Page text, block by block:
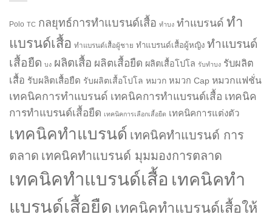
Polo TC กลยุทธ์การทำแบรนด์เสื้อ ทำบง ทำแบรนด์ ทำ
แบรนด์เสื้อ ทำแบรนด์เสื้อผู้ชาย ทำแบรนด์เสื้อผู้หญิง ทำแบรนด์
เสื้อยืด บง ผลิตเสื้อ ผลิตเสื้อยืด ผลิตเสื้อโปโล รับทำบง รับผลิต
เสื้อ รับผลิตเสื้อยืด รับผลิตเสื้อโปโล หมวก หมวก Cap หมวกแฟชั่น
เทคนิคการทำแบรนด์ เทคนิคการทำแบรนด์เสื้อ เทคนิค
การทำแบรนด์เสื้อยืด เทคนิคการเลือกเสื้อยืด เทคนิคการแต่งตัว
เทคนิคทำแบรนด์ เทคนิคทำแบรนด์ การ
ตลาด เทคนิคทำแบรนด์ มุมมองการตลาด
เทคนิคทำแบรนด์เสื้อ เทคนิคทำ
แบรนด์เสื้อยืด เทคนิคทำแบรนด์เสื้อให้